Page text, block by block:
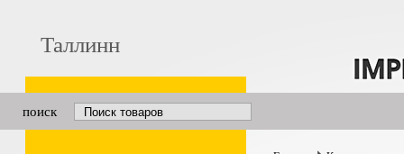
Таллинн
поиск